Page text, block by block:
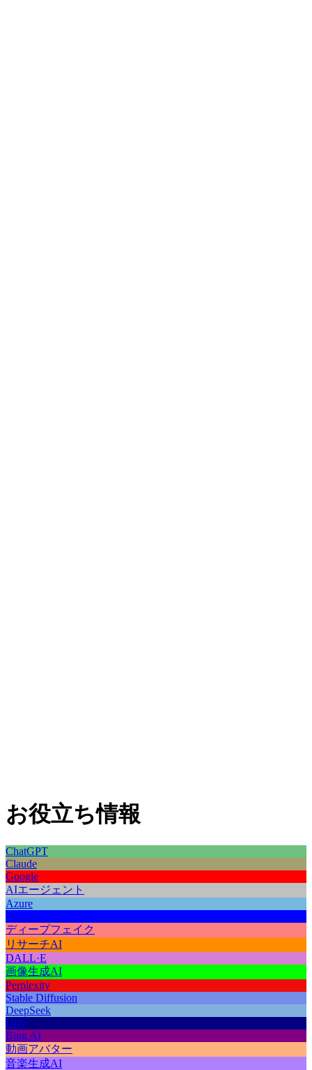
お役立ち情報
ChatGPT
Claude
Google
AIエージェント
Azure
ディープフェイク
リサーチAI
DALL·E
画像生成AI
Perplexity
Stable Diffusion
DeepSeek
Dify
Bing AI
動画アバター
音楽生成AI